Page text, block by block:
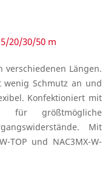
20/30/50 m
verschiedenen Längen.
wenig Schmutz an und
Konfektioniert mit
für größtmögliche
Mit
TOP und NAC3MX-W-